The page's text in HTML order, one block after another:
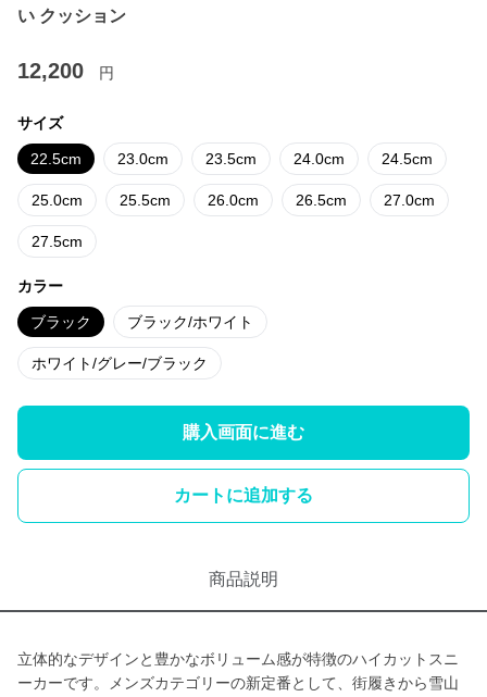
い クッション
12,200 円
サイズ
22.5cm 23.0cm 23.5cm 24.0cm 24.5cm
25.0cm 25.5cm 26.0cm 26.5cm 27.0cm
27.5cm
カラー
ブラック ブラック/ホワイト
ホワイト/グレー/ブラック
購入画面に進む
カートに追加する
商品説明
立体的なデザインと豊かなボリューム感が特徴のハイカットスニ
ーカーです。メンズカテゴリーの新定番として、街履きから雪山